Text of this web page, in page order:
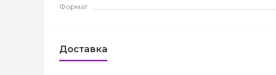
Формат
Доставка